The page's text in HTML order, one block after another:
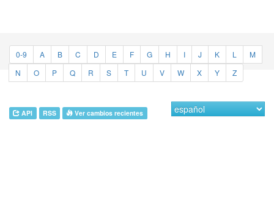
0-9 A B C D E F G H I J K L
M
N
O P Q R S T U V W X Y Z
API RSS Ver cambios recientes